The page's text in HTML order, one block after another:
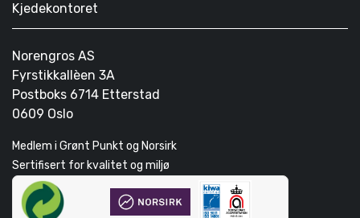
Kjedekontoret
Norengros AS
Fyrstikkallèen 3A
Postboks 6714 Etterstad
0609 Oslo
Medlem i Grønt Punkt og Norsirk
Sertifisert for kvalitet og miljø